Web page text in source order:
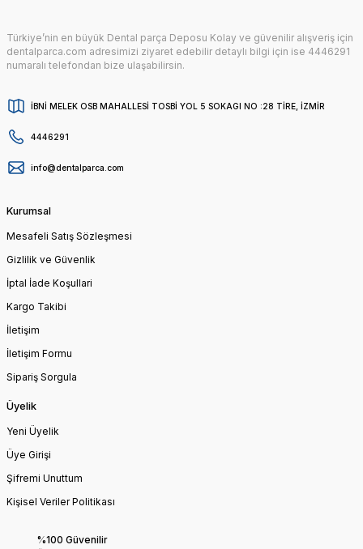
Türkiye’nin en büyük Dental parça Deposu Kolay ve güvenilir alışveriş için
dentalparca.com adresimizi ziyaret edebilir detaylı bilgi için ise 4446291
numaralı telefondan bize ulaşabilirsin.
İBNİ MELEK OSB MAHALLESİ TOSBİ YOL 5 SOKAGI NO :28 TİRE, İZMİR
4446291
info@dentalparca.com
Kurumsal
Mesafeli Satış Sözleşmesi
Gizlilik ve Güvenlik
İptal İade Koşullari
Kargo Takibi
İletişim
İletişim Formu
Sipariş Sorgula
Üyelik
Yeni Üyelik
Üye Girişi
Şifremi Unuttum
Kişisel Veriler Politikası
%100 Güvenilir